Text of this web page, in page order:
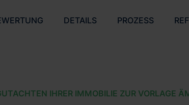
DETAILS PROZESS
IHRER IMMOBILIE ZUR VORLAGE